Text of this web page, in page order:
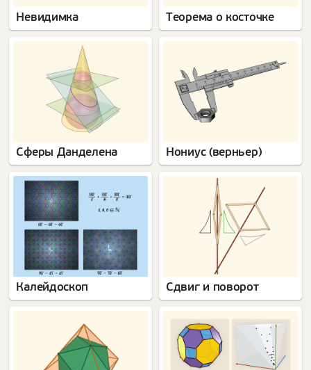
Невидимка Теорема о косточке
Сферы Данделена Нониус (верньер)
Калейдоскоп Сдвиг и поворот